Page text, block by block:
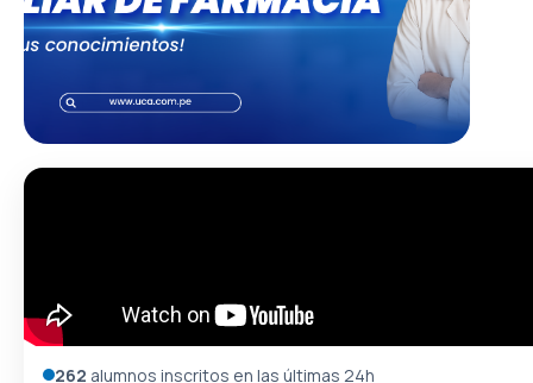
262 alumnos inscritos en las últimas 24h